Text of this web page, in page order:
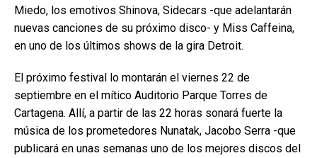
Miedo, los emotivos Shinova, Sidecars -que adelantarán
nuevas canciones de su próximo disco- y Miss Caffeina,
en uno de los últimos shows de la gira Detroit.
El próximo festival lo montarán el viernes 22 de
septiembre en el mítico Auditorio Parque Torres de
Cartagena. Allí, a partir de las 22 horas sonará fuerte la
música de los prometedores Nunatak, Jacobo Serra -que
publicará en unas semanas uno de los mejores discos del